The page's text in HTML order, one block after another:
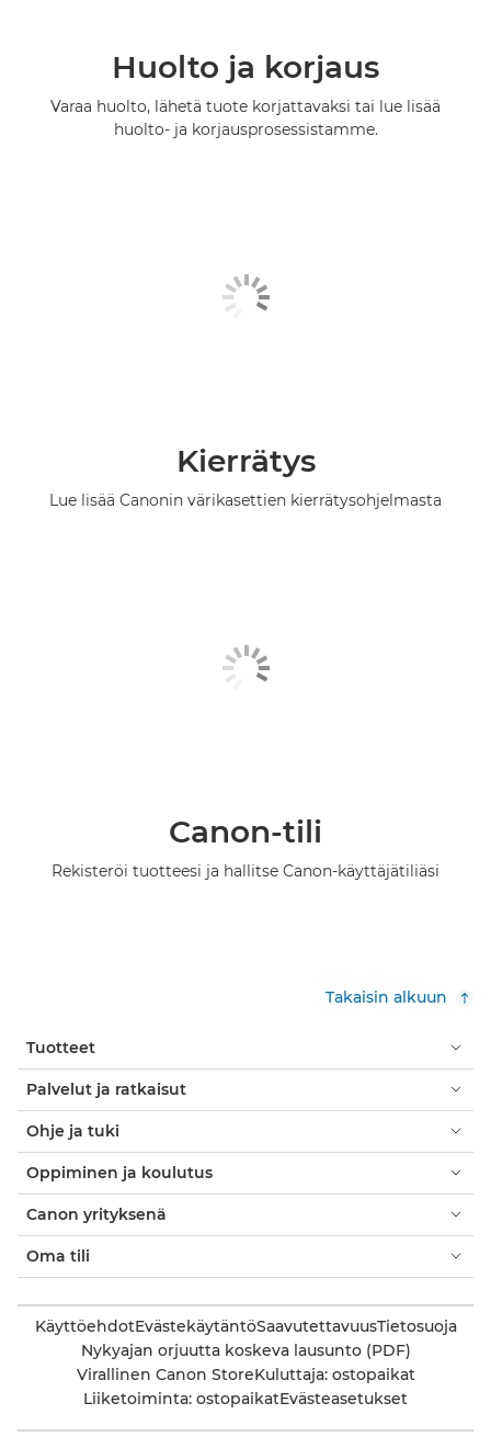
Huolto ja korjaus
Varaa huolto, lähetä tuote korjattavaksi tai lue lisää
huolto- ja korjausprosessistamme.
Kierrätys
Lue lisää Canonin värikasettien kierrätysohjelmasta
Canon-tili
Rekisteröi tuotteesi ja hallitse Canon-käyttäjätiliäsi
Takaisin alkuun
Tuotteet
Palvelut ja ratkaisut
Ohje ja tuki
Oppiminen ja koulutus
Canon yrityksenä
Oma tili
KäyttöehdotEvästekäytäntöSaavutettavuusTietosuoja
Nykyajan orjuutta koskeva lausunto (PDF)
Virallinen Canon StoreKuluttaja: ostopaikat
Liiketoiminta: ostopaikatEvästeasetukset